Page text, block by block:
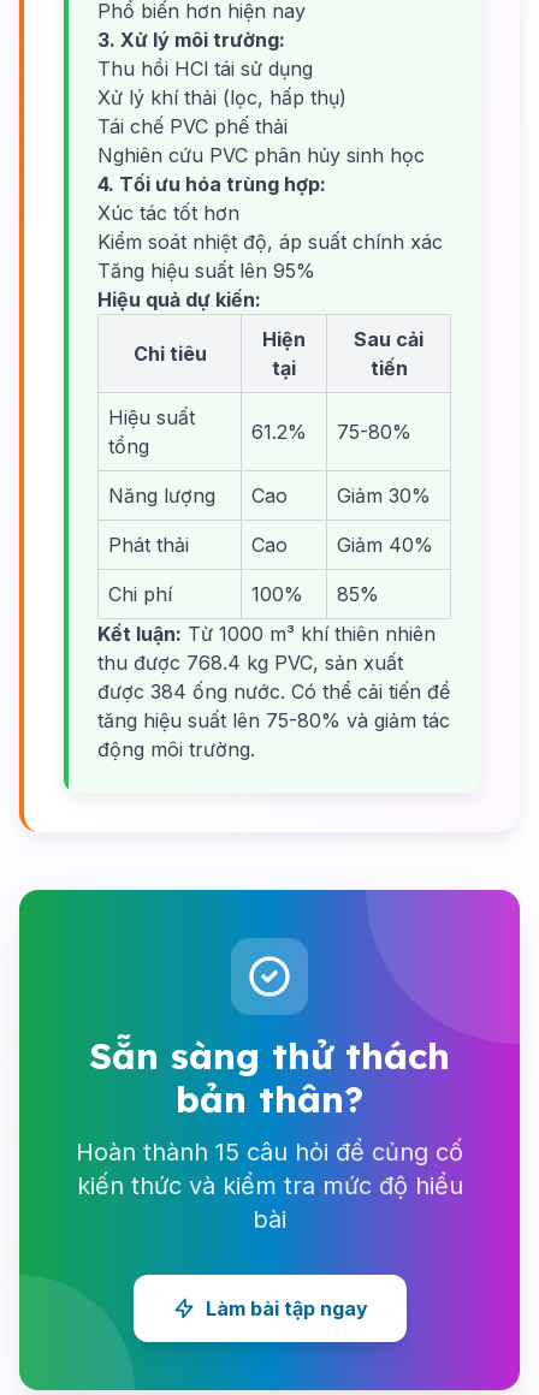
Phổ biến hơn hiện nay
3. Xử lý môi trường:
Thu hồi HCl tái sử dụng
Xử lý khí thải (lọc, hấp thụ)
Tái chế PVC phế thải
Nghiên cứu PVC phân hủy sinh học
4. Tối ưu hóa trùng hợp:
Xúc tác tốt hơn
Kiểm soát nhiệt độ, áp suất chính xác
Tăng hiệu suất lên 95%
Hiệu quả dự kiến:
Chỉ tiêu
Hiện
tại
Sau cải
tiến
Hiệu suất
tổng
61.2% 75-80%
Năng lượng Cao Giảm 30%
Phát thải Cao Giảm 40%
Chi phí 100%
85%
Kết luận: Từ 1000 m³ khí thiên nhiên
thu được 768.4 kg PVC, sản xuất
được 384 ống nước. Có thể cải tiến để
tăng hiệu suất lên 75-80% và giảm tác
động môi trường.
Sẵn sàng thử thách
bản thân?
Hoàn thành 15 câu hỏi để củng cố
kiến thức và kiểm tra mức độ hiểu
bài
Làm bài tập ngay